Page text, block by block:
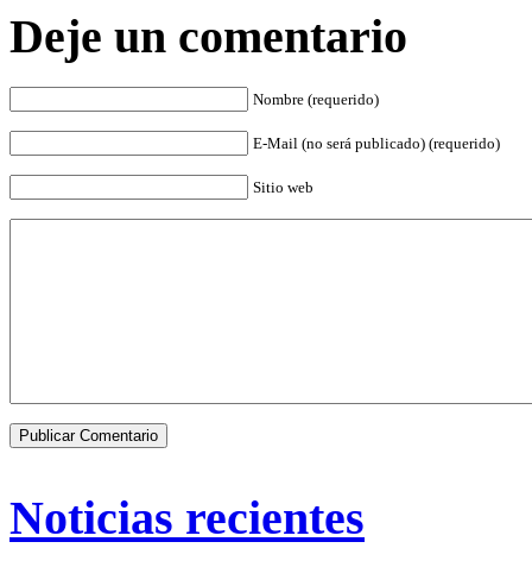
Deje un comentario
Nombre (requerido)
E-Mail (no será publicado) (requerido)
Sitio web
Noticias recientes